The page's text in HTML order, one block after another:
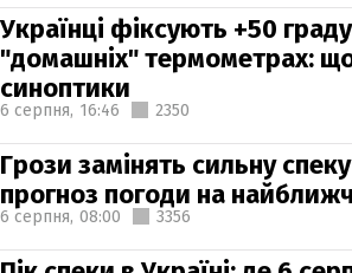
Українці фіксують +50
"домашніх" термометрах:
синоптики
6 серпня, 16:46 2350
Грози замінять сильну
прогноз погоди на
6 серпня, 08:00 3356